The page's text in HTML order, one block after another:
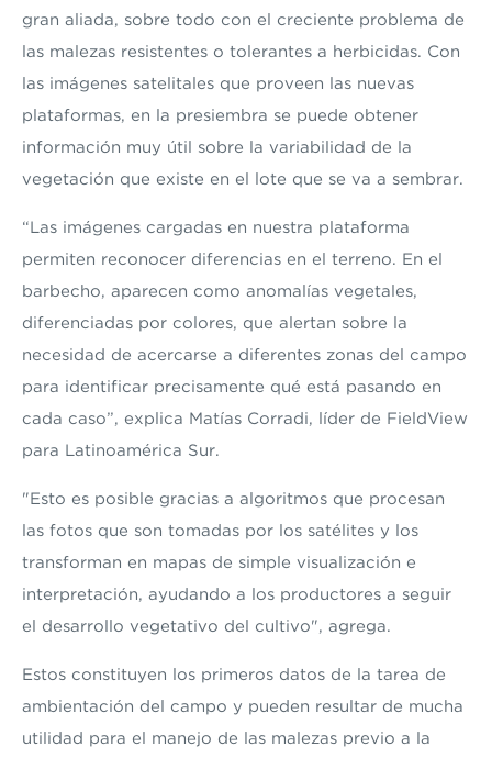
gran aliada, sobre todo con el creciente problema de
las malezas resistentes o tolerantes a herbicidas. Con
las imágenes satelitales que proveen las nuevas
plataformas, en la presiembra se puede obtener
información muy útil sobre la variabilidad de la
vegetación que existe en el lote que se va a sembrar.
“Las imágenes cargadas en nuestra plataforma
permiten reconocer diferencias en el terreno. En el
barbecho, aparecen como anomalías vegetales,
diferenciadas por colores, que alertan sobre la
necesidad de acercarse a diferentes zonas del campo
para identificar precisamente qué está pasando en
cada caso”, explica Matías Corradi, líder de FieldView
para Latinoamérica Sur.
"Esto es posible gracias a algoritmos que procesan
las fotos que son tomadas por los satélites y los
transforman en mapas de simple visualización e
interpretación, ayudando a los productores a seguir
el desarrollo vegetativo del cultivo", agrega.
Estos constituyen los primeros datos de la tarea de
ambientación del campo y pueden resultar de mucha
utilidad para el manejo de las malezas previo a la